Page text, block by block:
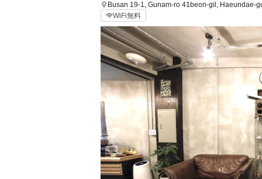
Busan 19-1, Gunam-ro 41beon-gil, Haeundae-
WiFi無料